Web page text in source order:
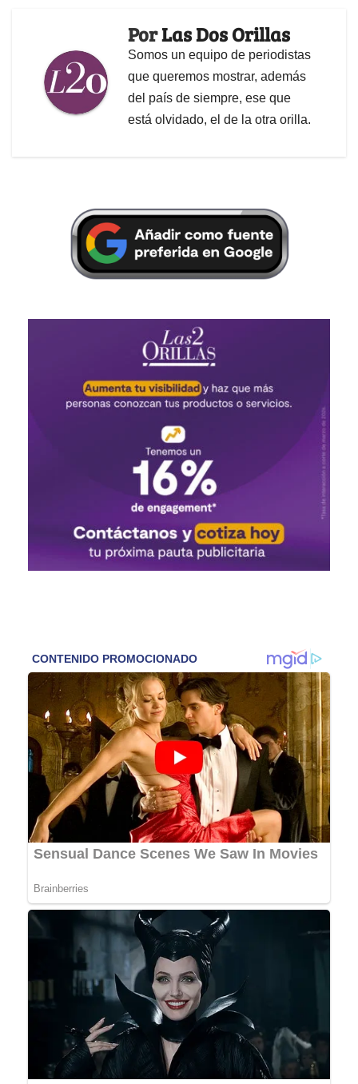
PorLas Dos Orillas
Somos un equipo de periodistas
que queremos mostrar, además
del país de siempre, ese que
está olvidado, el de la otra orilla.